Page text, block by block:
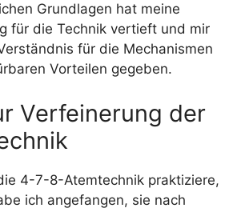
Grundlagen hat meine
für die Technik vertieft und mir
für die Mechanismen
Vorteilen gegeben.
Verfeinerung der
4-7-8-Atemtechnik praktiziere,
ich angefangen, sie nach